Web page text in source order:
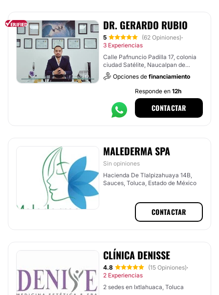
DR. GERARDO RUBIO
5 (62 Opiniones)·
3 Experiencias
Calle Pafnuncio Padilla 17, colonia
ciudad Satélite, Naucalpan de
Juárez
Opciones de financiamiento
Responde en 12h
CONTACTAR
MALEDERMA SPA
Sin opiniones
Hacienda De Tlalpizahuaya 14B,
Sauces, Toluca, Estado de México
CONTACTAR
CLÍNICA DENISSE
4.8 (15 Opiniones)·
2 Experiencias
2 sedes en Ixtlahuaca, Toluca